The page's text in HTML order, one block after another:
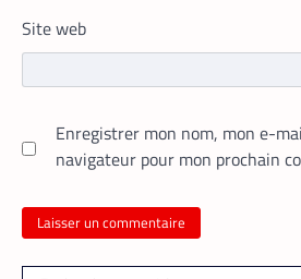
Site web
Enregistrer mon nom, mon e-
navigateur pour mon prochain
tarifs.